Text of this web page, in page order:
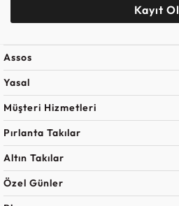
Kayıt Ol
Assos
Yasal
Müşteri Hizmetleri
Pırlanta Takılar
Altın Takılar
Özel Günler